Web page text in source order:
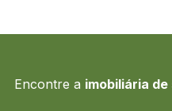
Encontre a imobiliária